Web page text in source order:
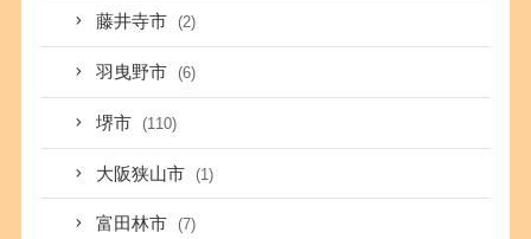
藤井寺市 (2)
羽曳野市 (6)
堺市 (110)
大阪狭山市 (1)
富田林市 (7)